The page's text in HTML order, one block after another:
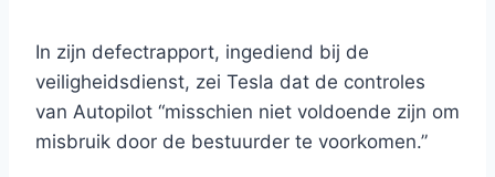
In zijn defectrapport, ingediend bij de
veiligheidsdienst, zei Tesla dat de controles
van Autopilot “misschien niet voldoende zijn om
misbruik door de bestuurder te voorkomen.”